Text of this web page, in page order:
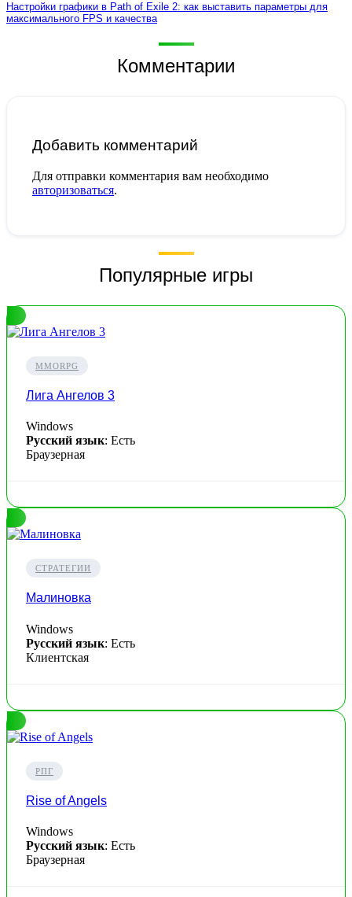
Настройки графики в Path of Exile 2: как выставить параметры для
максимального FPS и качества
Комментарии
Добавить комментарий
Для отправки комментария вам необходимо
авторизоваться.
Популярные игры
MMORPG
Лига Ангелов 3
Windows
Русский язык: Есть
Браузерная
СТРАТЕГИИ
Малиновка
Windows
Русский язык: Есть
Клиентская
РПГ
Rise of Angels
Windows
Русский язык: Есть
Браузерная